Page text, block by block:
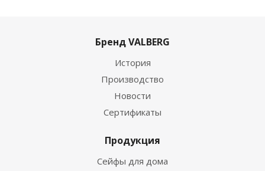
Бренд VALBERG
История
Производство
Новости
Сертификаты
Продукция
Сейфы для дома